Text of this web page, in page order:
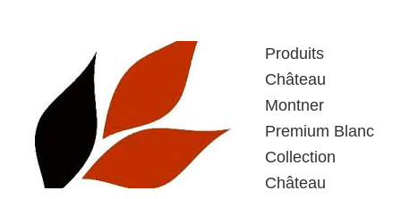
Produits
Château
Montner
Premium Blanc
Collection
Château